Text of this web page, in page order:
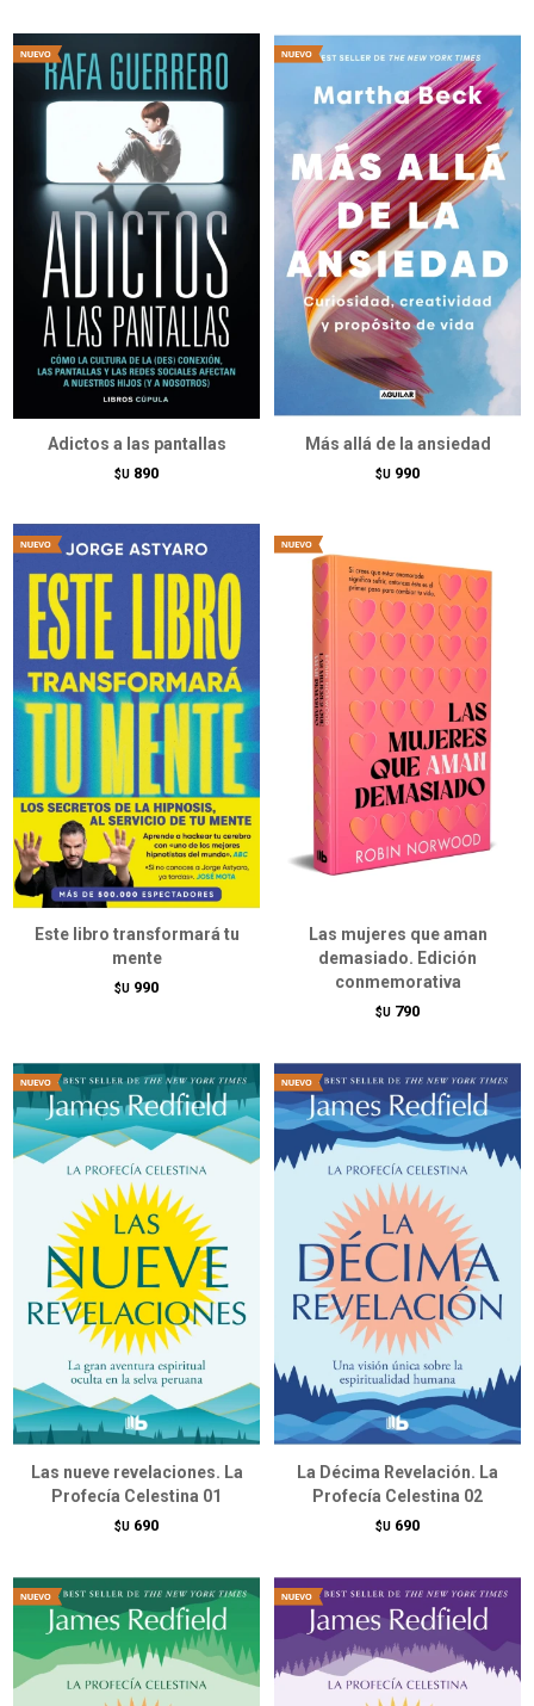
Adictos a las pantallas
$U 890
Más allá de la ansiedad
$U 990
Este libro transformará tu
mente
$U 990
Las mujeres que aman
demasiado. Edición
conmemorativa
$U 790
Las nueve revelaciones. La
Profecía Celestina 01
$U 690
La Décima Revelación. La
Profecía Celestina 02
$U 690